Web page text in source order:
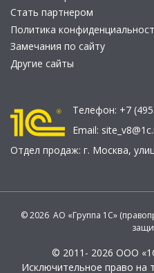
Стать партнером
Политика
Замечания по сайту
Другие сайты
Телефон: +7
Email:
Отдел продаж: г. Москва,
© 2026 АО «Группа 1С»
© 2011- 2026 ООО
Исключительное право на